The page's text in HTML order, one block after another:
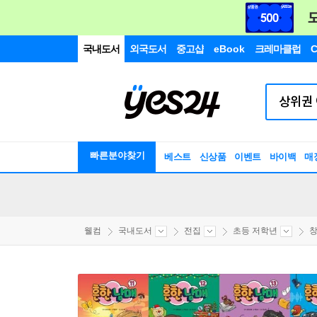
국내도서 외국도서 중고샵 eBook 크레마클럽
빠른분야찾기 베스트 신상품 이벤트 바이백 매
웰컴 국내도서 전집 초등 저학년